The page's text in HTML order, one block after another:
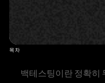
목차
백테스팅이란 정확히